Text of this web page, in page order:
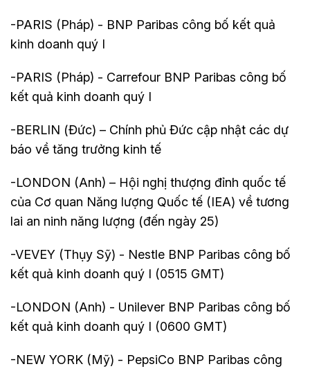
-PARIS (Pháp) - BNP Paribas công bố kết quả
kinh doanh quý I
-PARIS (Pháp) - Carrefour BNP Paribas công bố
kết quả kinh doanh quý I
-BERLIN (Đức) – Chính phủ Đức cập nhật các dự
báo về tăng trưởng kinh tế
-LONDON (Anh) – Hội nghị thượng đỉnh quốc tế
của Cơ quan Năng lượng Quốc tế (IEA) về tương
lai an ninh năng lượng (đến ngày 25)
-VEVEY (Thụy Sỹ) - Nestle BNP Paribas công bố
kết quả kinh doanh quý I (0515 GMT)
-LONDON (Anh) - Unilever BNP Paribas công bố
kết quả kinh doanh quý I (0600 GMT)
-NEW YORK (Mỹ) - PepsiCo BNP Paribas công